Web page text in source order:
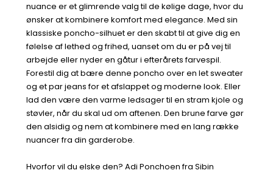
nuance er et glimrende valg til de kølige dage, hvor du
ønsker at kombinere komfort med elegance. Med sin
klassiske poncho-silhuet er den skabt til at give dig en
følelse af lethed og frihed, uanset om du er på vej til
arbejde eller nyder en gåtur i efterårets farvespil.
Forestil dig at bære denne poncho over en let sweater
og et par jeans for et afslappet og moderne look. Eller
lad den være den varme ledsager til en stram kjole og
støvler, når du skal ud om aftenen. Den brune farve gør
den alsidig og nem at kombinere med en lang række
nuancer fra din garderobe.
Hvorfor vil du elske den? Adi Ponchoen fra Sibin